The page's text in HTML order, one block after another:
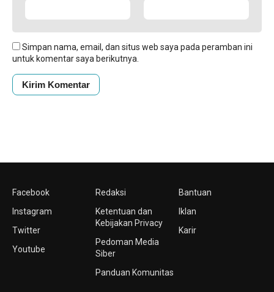
Simpan nama, email, dan situs web saya pada peramban ini
untuk komentar saya berikutnya.
Facebook
Instagram
Twitter
Youtube
Redaksi
Ketentuan dan
Kebijakan Privacy
Pedoman Media
Siber
Panduan Komunitas
Bantuan
Iklan
Karir